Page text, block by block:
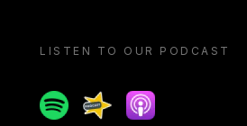
LISTEN TO OUR PODCAST
SpotifySpreakerApple podcast